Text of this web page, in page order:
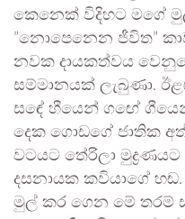
කෙනෙක් විදිහට මගේ
”නොපෙනෙන ජීවිත”
නවක දායකත්වය
සම්මානයක් ලැබුණා.
සඳේ හීයෙන් ගඟේ
දෙක ගොඩගේ ජාතික
වටයට තේරිලා මුද්‍රණයට
දසනායක කවියාගේ
මුල් කර ගෙන මේ තරම්